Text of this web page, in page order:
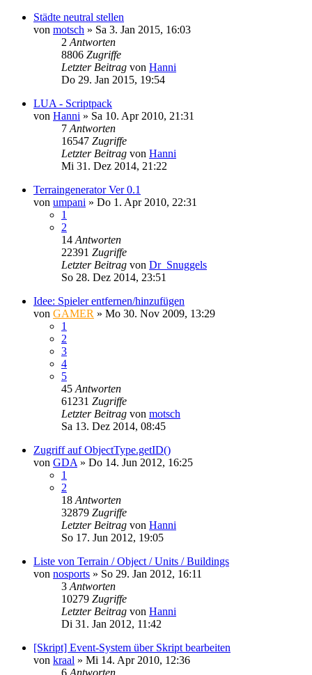
Städte neutral stellen
von motsch » Sa 3. Jan 2015, 16:03
2 Antworten
8806 Zugriffe
Letzter Beitrag von Hanni
Do 29. Jan 2015, 19:54
LUA - Scriptpack
von Hanni » Sa 10. Apr 2010, 21:31
7 Antworten
16547 Zugriffe
Letzter Beitrag von Hanni
Mi 31. Dez 2014, 21:22
Terraingenerator Ver 0.1
von umpani » Do 1. Apr 2010, 22:31
1
2
14 Antworten
22391 Zugriffe
Letzter Beitrag von Dr_Snuggels
So 28. Dez 2014, 23:51
Idee: Spieler entfernen/hinzufügen
von GAMER » Mo 30. Nov 2009, 13:29
1
2
3
4
5
45 Antworten
61231 Zugriffe
Letzter Beitrag von motsch
Sa 13. Dez 2014, 08:45
Zugriff auf ObjectType.getID()
von GDA » Do 14. Jun 2012, 16:25
1
2
18 Antworten
32879 Zugriffe
Letzter Beitrag von Hanni
So 17. Jun 2012, 19:05
Liste von Terrain / Object / Units / Buildings
von nosports » So 29. Jan 2012, 16:11
3 Antworten
10279 Zugriffe
Letzter Beitrag von Hanni
Di 31. Jan 2012, 11:42
[Skript] Event-System über Skript bearbeiten
von kraal » Mi 14. Apr 2010, 12:36
6 Antworten